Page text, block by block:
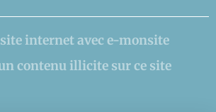
internet avec e-monsite
contenu illicite sur ce site